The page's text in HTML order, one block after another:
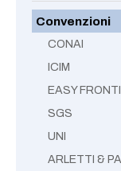
Convenzioni
CONAI
ICIM
EASY
SGS
UNI
ARLETTI &